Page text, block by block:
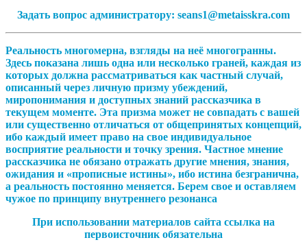
Задать вопрос администратору: seans1@metaisskra.com
Реальность многомерна, взгляды на неё многогранны.
Здесь показана лишь одна или несколько граней, каждая из
которых должна рассматриваться как частный случай,
описанный через личную призму убеждений,
миропонимания и доступных знаний рассказчика в
текущем моменте. Эта призма может не совпадать с вашей
или существенно отличаться от общепринятых концепций,
ибо каждый имеет право на свое индивидуальное
восприятие реальности и точку зрения. Частное мнение
рассказчика не обязано отражать другие мнения, знания,
ожидания и «прописные истины», ибо истина безгранична,
а реальность постоянно меняется. Берем свое и оставляем
чужое по принципу внутреннего резонанса
При использовании материалов сайта ссылка на
первоисточник обязательна